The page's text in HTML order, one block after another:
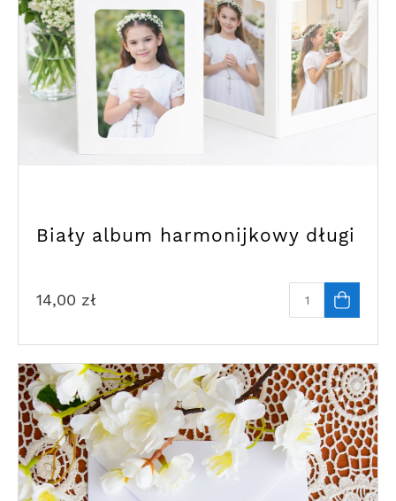
Biały album harmonijkowy długi
14,00 zł